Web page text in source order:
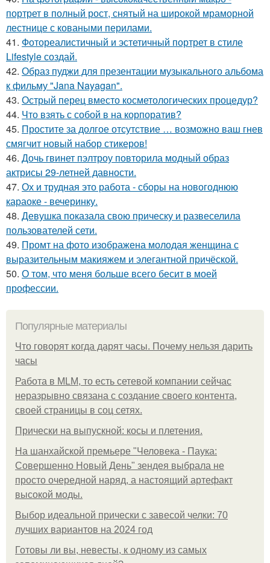
портрет в полный рост, снятый на широкой мраморной
лестнице с коваными перилами.
41. Фотореалистичный и эстетичный портрет в стиле
Lifestyle создай.
42. Образ пуджи для презентации музыкального альбома
к фильму "Jana Nayagan".
43. Острый перец вместо косметологических процедур?
44. Что взять с собой в на корпоратив?
45. Простите за долгое отсутствие … возможно ваш гнев
смягчит новый набор стикеров!
46. Дочь гвинет пэлтроу повторила модный образ
актрисы 29-летней давности.
47. Ох и трудная это работа - сборы на новогоднюю
караоке - вечеринку.
48. Девушка показала свою прическу и развеселила
пользователей сети.
49. Промт на фото изображена молодая женщина с
выразительным макияжем и элегантной причёской.
50. О том, что меня больше всего бесит в моей
профессии.
Популярные материалы
Что говорят когда дарят часы. Почему нельзя дарить
часы
Работа в MLM, то есть сетевой компании сейчас
неразрывно связана с создание своего контента,
своей страницы в соц сетях.
Прически на выпускной: косы и плетения.
На шанхайской премьере "Человека - Паука:
Совершенно Новый День" зендея выбрала не
просто очередной наряд, а настоящий артефакт
высокой моды.
Выбор идеальной прически с завесой челки: 70
лучших вариантов на 2024 год
Готовы ли вы, невесты, к одному из самых